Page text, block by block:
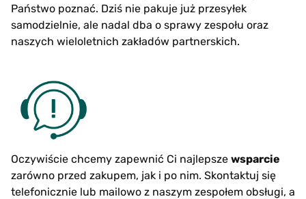
Państwo poznać. Dziś nie pakuje już przesyłek
samodzielnie, ale nadal dba o sprawy zespołu oraz
naszych wieloletnich zakładów partnerskich.
Oczywiście chcemy zapewnić Ci najlepsze wsparcie
zarówno przed zakupem, jak i po nim. Skontaktuj się
telefonicznie lub mailowo z naszym zespołem obsługi, a